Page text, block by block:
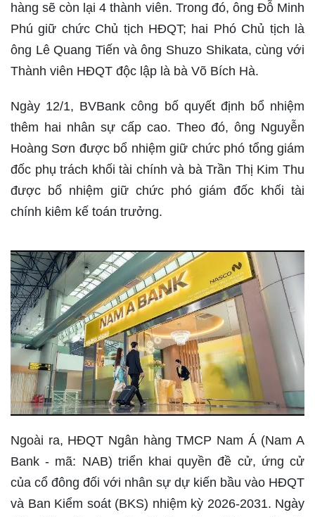
hàng sẽ còn lại 4 thành viên. Trong đó, ông Đỗ Minh
Phú giữ chức Chủ tịch HĐQT; hai Phó Chủ tịch là
ông Lê Quang Tiến và ông Shuzo Shikata, cùng với
Thành viên HĐQT độc lập là bà Võ Bích Hà.
Ngày 12/1, BVBank công bố quyết định bổ nhiệm
thêm hai nhân sự cấp cao. Theo đó, ông Nguyễn
Hoàng Sơn được bổ nhiệm giữ chức phó tổng giám
đốc phụ trách khối tài chính và bà Trần Thị Kim Thu
được bổ nhiệm giữ chức phó giám đốc khối tài
chính kiêm kế toán trưởng.
Ngoài ra, HĐQT Ngân hàng TMCP Nam Á (Nam A
Bank - mã: NAB) triển khai quyền đề cử, ứng cử
của cổ đông đối với nhân sự dự kiến bầu vào HĐQT
và Ban Kiểm soát (BKS) nhiệm kỳ 2026-2031. Ngày